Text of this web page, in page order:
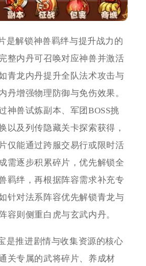
是解锁神兽羁绊与提升战力的
整内丹可召唤对应神兽并激活
青龙内丹提升全队法术攻击与
丹增强物理防御与免伤效果。
神兽试炼副本、军团BOSS挑
以及列传隐藏关卡探索获得，
仅能通过跨服交易行或限时活
需逐步积累碎片，优先解锁全
羁绊，再根据阵容需求补充专
针对法系阵容优先解锁青龙与
容则侧重白虎与玄武内丹。
是推进剧情与收集资源的核心
关专属的武将碎片、养成材